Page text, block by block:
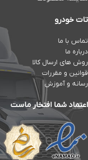
تات خودرو
تماس با ما
درباره ما
روش های ارسال کالا
قوانین و مقررات
رسانه و آموزش
اعتماد شما افتخار ماست